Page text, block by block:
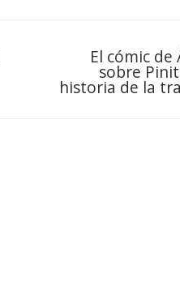
El cómic de
sobre
historia de la